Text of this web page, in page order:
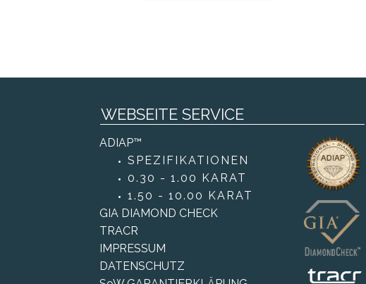
ADIAP™
SPEZIFIKATIONEN
0.30 - 1.00 KARAT
1.50 - 10.00 KARAT
GIA DIAMOND CHECK
TRACR
IMPRESSUM
DATENSCHUTZ
WEBSEITE SERVICE